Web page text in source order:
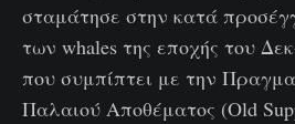
σταμάτησε στην κατά
των whales της εποχής του
που συμπίπτει με την
Παλαιού Αποθέματος (Old